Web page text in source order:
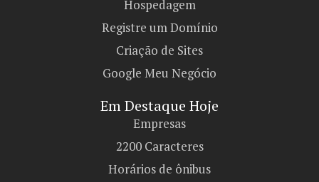
Hospedagem
Registre um Domínio
Criação de Sites
Google Meu Negócio
Em Destaque Hoje
Empresas
2200 Caracteres
Horários de ônibus